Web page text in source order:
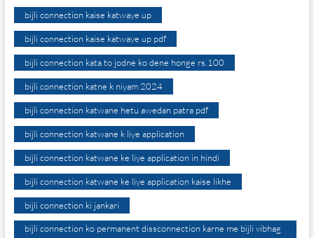
bijli connection kaise katwaye up
bijli connection kaise katwaye up pdf
bijli connection kata to jodne ko dene honge rs.100
bijli connection katne k niyam 2024
bijli connection katwane hetu awedan patra pdf
bijli connection katwane k liye application
bijli connection katwane ke liye application in hindi
bijli connection katwane ke liye application kaise likhe
bijli connection ki jankari
bijli connection ko permanent dissconnection karne me bijli vibhag